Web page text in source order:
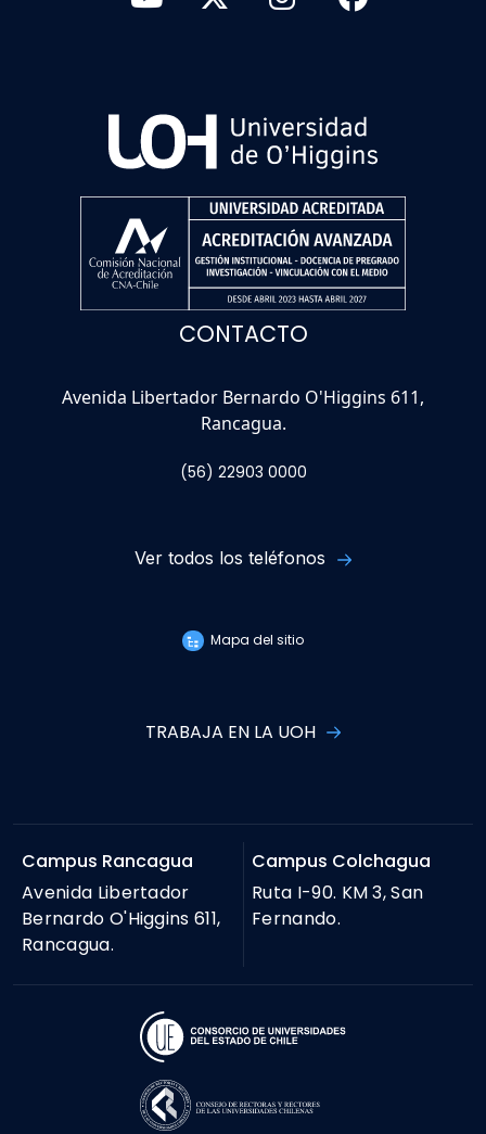
CONTACTO
Avenida Libertador Bernardo O'Higgins 611,
Rancagua.
(56) 22903 0000
Ver todos los teléfonos
Mapa del sitio
TRABAJA EN LA UOH
Campus Rancagua
Avenida Libertador
Bernardo O'Higgins 611,
Rancagua.
Campus Colchagua
Ruta I-90. KM 3, San
Fernando.